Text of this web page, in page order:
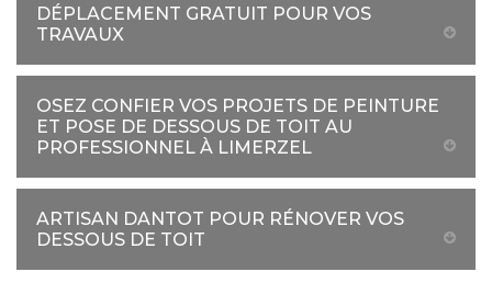
DÉPLACEMENT GRATUIT POUR VOS
TRAVAUX
OSEZ CONFIER VOS PROJETS DE PEINTURE
ET POSE DE DESSOUS DE TOIT AU
PROFESSIONNEL À LIMERZEL
ARTISAN DANTOT POUR RÉNOVER VOS
DESSOUS DE TOIT